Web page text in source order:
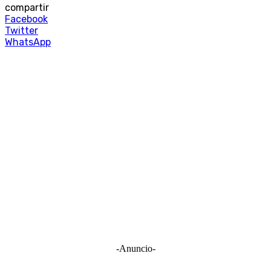
compartir
Facebook
Twitter
WhatsApp
-Anuncio-